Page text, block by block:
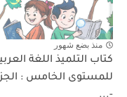
منذ بضع شهور
كتاب التلميذ اللغة